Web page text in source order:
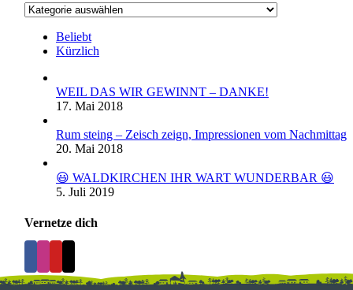
Kategorien
Beliebt
Kürzlich
WEIL DAS WIR GEWINNT – DANKE!
17. Mai 2018
Rum steing – Zeisch zeign, Impressionen vom Nachmittag
20. Mai 2018
😃 WALDKIRCHEN IHR WART WUNDERBAR 😃
5. Juli 2019
Vernetze dich